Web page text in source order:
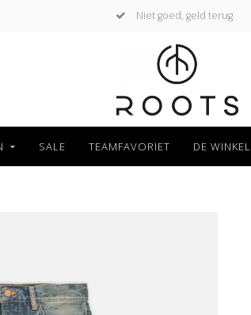
Niet goed, geld terug
SALE TEAMFAVORIET DE WINKEL